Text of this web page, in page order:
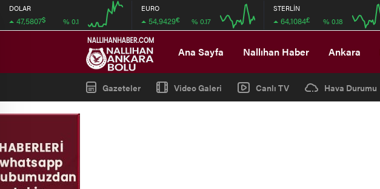
DOLAR
47,5807$ % 0.1
04:00 08:00
EURO
54,9429€ % 0.17
STERLİN
64,1084£ % 0.18
Ana Sayfa Nallıhan Haber Ankara
Gazeteler Video Galeri Canlı TV Hava Durumu